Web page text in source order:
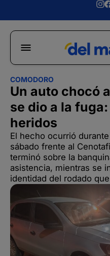
COMODORO
Un auto chocó
se dio a la
heridos
El hecho ocurrió
sábado frente al
terminó sobre la
asistencia, mientras se
identidad del rodado